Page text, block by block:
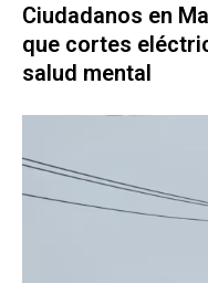
Ciudadanos en
que cortes
salud mental